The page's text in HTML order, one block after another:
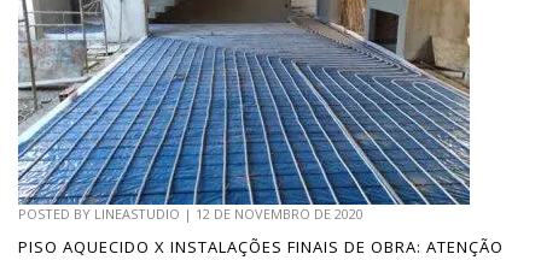
POSTED BY LINEASTUDIO | 12 DE NOVEMBRO DE 2020
PISO AQUECIDO X INSTALAÇÕES FINAIS DE OBRA: ATENÇÃO